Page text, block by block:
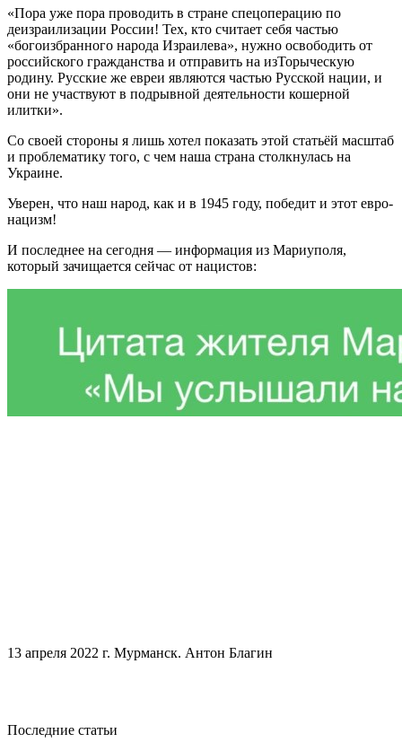
«Пора уже пора проводить в стране спецоперацию по
деизраилизации России! Тех, кто считает себя частью
«богоизбранного народа Израилева», нужно освободить от
российского гражданства и отправить на изТорыческую
родину. Русские же евреи являются частью Русской нации, и
они не участвуют в подрывной деятельности кошерной
илитки».
Со своей стороны я лишь хотел показать этой статьёй масштаб
и проблематику того, с чем наша страна столкнулась на
Украине.
Уверен, что наш народ, как и в 1945 году, победит и этот евро-
нацизм!
И последнее на сегодня — информация из Мариуполя,
который зачищается сейчас от нацистов:
13 апреля 2022 г. Мурманск. Антон Благин
Последние статьи